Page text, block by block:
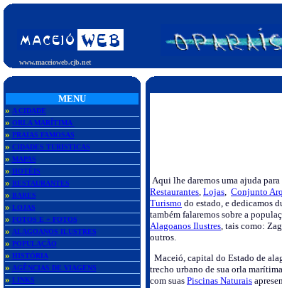
www.maceioweb.cjb.net
MENU
» A CIDADE
» ORLA MARÍTIMA
» PRAIAS FAMOSAS
» CIDADES TURISTICAS
» MAPAS
» HOTÉIS
» RESTAURANTES
» BARES
» LOJAS
» FOTOS E + FOTOS
» ALAGOANOS ILUSTRES
» POPULAÇÃO
» HISTÓRIA
» AGÊNCIAS DE VIAGENS
» LINKS
Aqui lhe daremos uma ajuda
Restaurantes, Lojas, Conjunto
Turismo do estado, e dedicamos
também falaremos sobre a
Alagoanos Ilustres, tais como:
outros.
Maceió, capital do Estado de
trecho urbano de sua orla
com suas Piscinas Naturais